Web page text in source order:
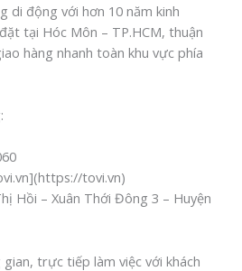
di động với hơn 10 năm kinh
tại Hóc Môn – TP.HCM, thuận
hàng nhanh toàn khu vực phía
tovi.vn)
Hồi – Xuân Thới Đông 3 – Huyện
trực tiếp làm việc với khách